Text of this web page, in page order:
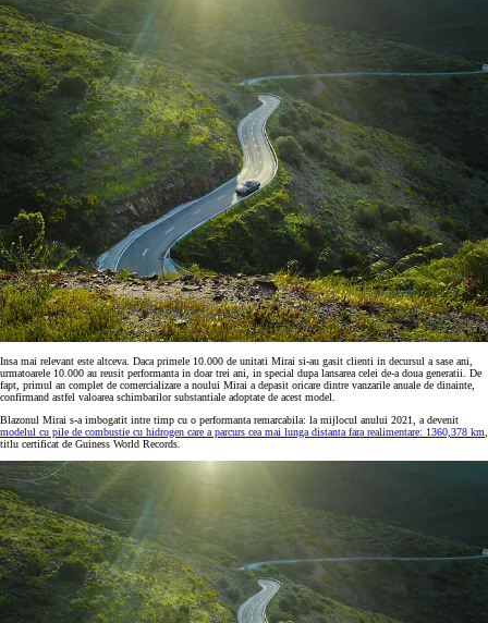
Insa mai relevant este altceva. Daca primele 10.000 de unitati Mirai si-au gasit clienti in decursul a sase ani,
urmatoarele 10.000 au reusit performanta in doar trei ani, in special dupa lansarea celei de-a doua generatii. De
fapt, primul an complet de comercializare a noului Mirai a depasit oricare dintre vanzarile anuale de dinainte,
confirmand astfel valoarea schimbarilor substantiale adoptate de acest model.
Blazonul Mirai s-a imbogatit intre timp cu o performanta remarcabila: la mijlocul anului 2021, a devenit
modelul cu pile de combustie cu hidrogen care a parcurs cea mai lunga distanta fara realimentare: 1360,378 km
titlu certificat de Guiness World Records.